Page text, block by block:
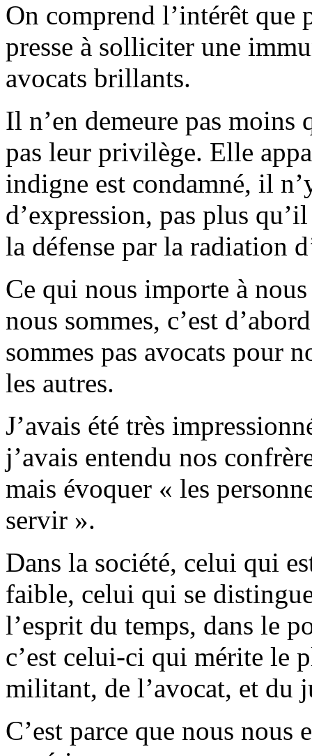
On comprend l’intérêt que
presse à solliciter une
avocats brillants.
Il n’en demeure pas moins
pas leur privilège. Elle
indigne est condamné, il
d’expression, pas plus
la défense par la radiation
Ce qui nous importe à
nous sommes, c’est
sommes pas avocats pour
les autres.
J’avais été très
j’avais entendu nos
mais évoquer « les
servir ».
Dans la société, celui qui
faible, celui qui se
l’esprit du temps, dans le
c’est celui-ci qui mérite le
militant, de l’avocat, et du
C’est parce que nous nous